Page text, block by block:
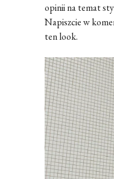
opinii na temat
Napiszcie w
ten look.